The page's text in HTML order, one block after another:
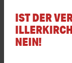
IST DER
NEIN!